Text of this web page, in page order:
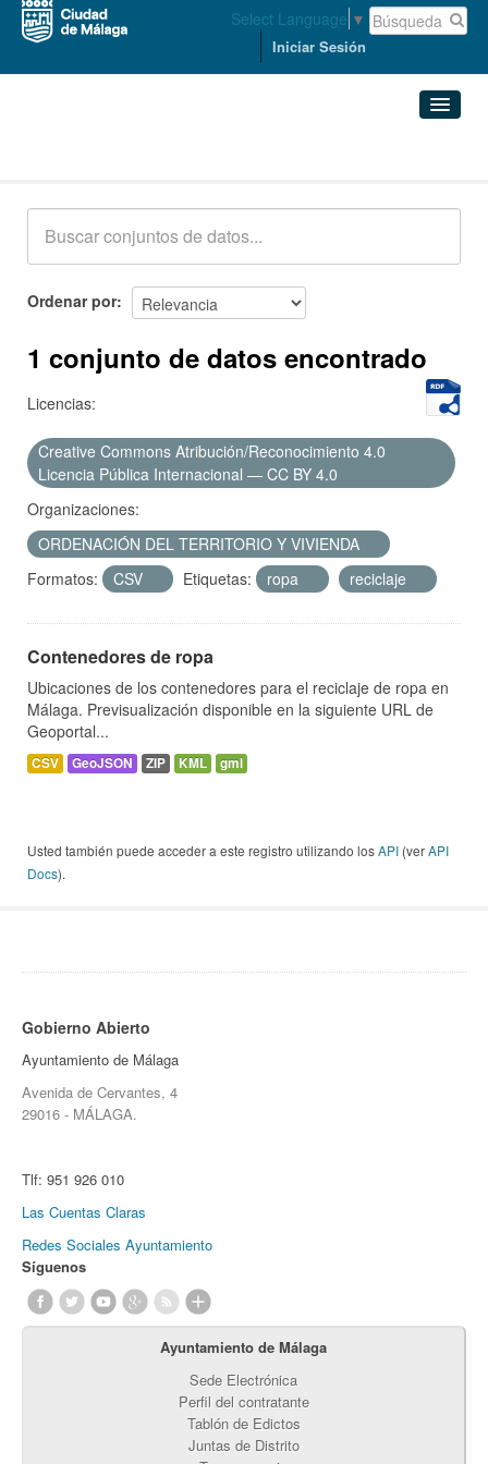
Select Language ▼
Iniciar Sesión
Acerca de
Ordenar por
1 conjunto de datos encontrado
Licencias:
Creative Commons Atribución/Reconocimiento 4.0
Licencia Pública Internacional — CC BY 4.0
Organizaciones:
ORDENACIÓN DEL TERRITORIO Y VIVIENDA
Formatos:
CSV Etiquetas: ropa reciclaje
Contenedores de ropa
Ubicaciones de los contenedores para el reciclaje de ropa en
Málaga. Previsualización disponible en la siguiente URL de
Geoportal...
CSV GeoJSON ZIP KML gml
Usted también puede acceder a este registro utilizando losAPI (verAPI
Docs).
Gobierno Abierto
Ayuntamiento de Málaga
Avenida de Cervantes, 4
29016 - MÁLAGA.
Tlf: 951 926 010
Las Cuentas Claras
Redes Sociales Ayuntamiento
Síguenos
Ayuntamiento de Málaga
Sede Electrónica
Perfil del contratante
Tablón de Edictos
Juntas de Distrito